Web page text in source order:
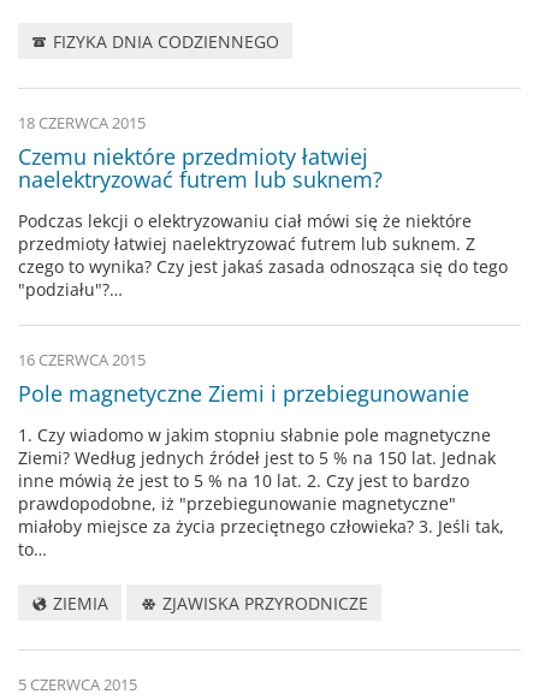
FIZYKA DNIA CODZIENNEGO
18 CZERWCA 2015
Czemu niektóre przedmioty łatwiej
naelektryzować futrem lub suknem?
Podczas lekcji o elektryzowaniu ciał mówi się że niektóre
przedmioty łatwiej naelektryzować futrem lub suknem. Z
czego to wynika? Czy jest jakaś zasada odnosząca się do tego
"podziału"?…
16 CZERWCA 2015
Pole magnetyczne Ziemi i przebiegunowanie
1. Czy wiadomo w jakim stopniu słabnie pole magnetyczne
Ziemi? Według jednych źródeł jest to 5 % na 150 lat. Jednak
inne mówią że jest to 5 % na 10 lat. 2. Czy jest to bardzo
prawdopodobne, iż "przebiegunowanie magnetyczne"
miałoby miejsce za życia przeciętnego człowieka? 3. Jeśli tak,
to…
ZIEMIA ZJAWISKA PRZYRODNICZE
5 CZERWCA 2015